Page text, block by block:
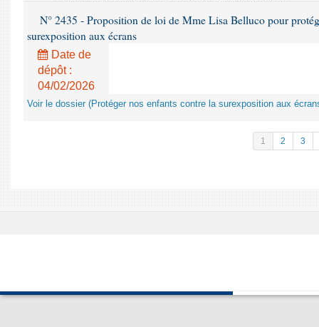
N° 2435 - Proposition de loi de Mme Lisa Belluco pour
surexposition aux écrans
Date de
dépôt :
04/02/2026
Voir le dossier (Protéger nos enfants contre la surexposition aux
1 2 3